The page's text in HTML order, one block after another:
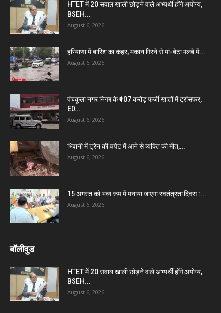
HTET में 20 सवाल खाली छोड़ने वाले अभ्यर्थी होंगे अयोग्य,
BSEH...
August 6, 2026
हरियाणा में बारिश का कहर, मकान गिरने से मां-बेटा मलबे में...
August 6, 2026
पंचकूला नगर निगम के ₹107 करोड़ फर्जी खातों में ट्रांसफर,
ED...
August 6, 2026
भिवानी में ट्रेन की चपेट में आने से व्यक्ति की मौत,...
August 6, 2026
15 अगस्त को भव्य रूप में मनाया जाएगा स्वतंत्रता दिवस :...
August 6, 2026
बॉलीवुड
HTET में 20 सवाल खाली छोड़ने वाले अभ्यर्थी होंगे अयोग्य,
BSEH...
August 6, 2026